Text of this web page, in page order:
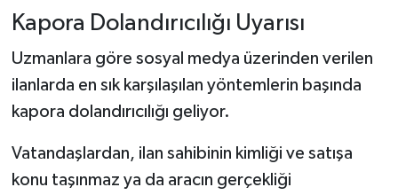
Kapora Dolandırıcılığı Uyarısı
Uzmanlara göre sosyal medya üzerinden verilen
ilanlarda en sık karşılaşılan yöntemlerin başında
kapora dolandırıcılığı geliyor.
Vatandaşlardan, ilan sahibinin kimliği ve satışa
konu taşınmaz ya da aracın gerçekliği